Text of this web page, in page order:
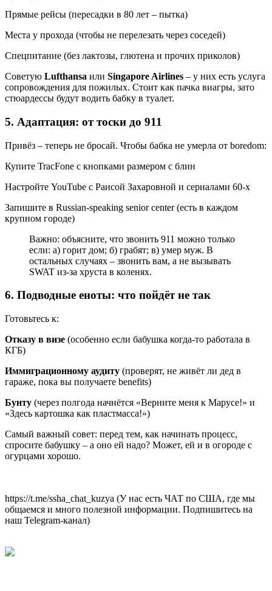
Прямые рейсы (пересадки в 80 лет – пытка)
Места у прохода (чтобы не перелезать через соседей)
Спецпитание (без лактозы, глютена и прочих приколов)
Советую Lufthansa или Singapore Airlines – у них есть услуга
сопровождения для пожилых. Стоит как пачка виагры, зато
стюардессы будут водить бабку в туалет.
5. Адаптация: от тоски до 911
Привёз – теперь не бросай. Чтобы бабка не умерла от boredom:
Купите TracFone с кнопками размером с блин
Настройте YouTube с Раисой Захаровной и сериалами 60-х
Запишите в Russian-speaking senior center (есть в каждом
крупном городе)
Важно: объясните, что звонить 911 можно только
если: а) горит дом; б) грабят; в) умер муж. В
остальных случаях – звонить вам, а не вызывать
SWAT из-за хруста в коленях.
6. Подводные еноты: что пойдёт не так
Готовьтесь к:
Отказу в визе (особенно если бабушка когда-то работала в
КГБ)
Иммиграционному аудиту (проверят, не живёт ли дед в
гараже, пока вы получаете benefits)
Бунту (через полгода начнётся «Верните меня к Марусе!» и
«Здесь картошка как пластмасса!»)
Самый важный совет: перед тем, как начинать процесс,
спросите бабушку – а оно ей надо? Может, ей и в огороде с
огурцами хорошо.
https://t.me/ssha_chat_kuzya (У нас есть ЧАТ по США, где мы
общаемся и много полезной информации. Подпишитесь на
наш Telegram-канал)